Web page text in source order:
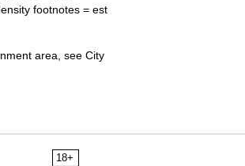
footnotes = est
area, see City
18+